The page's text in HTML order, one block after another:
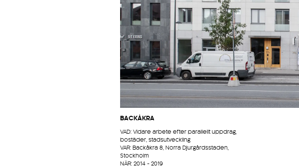
BACKÅKRA
VAD: Vidare arbete efter parallellt uppdrag,
bostäder, stadsutveckling
VAR: Backåkra 8, Norra Djurgårdsstaden,
Stockholm
NÄR: 2014 - 2019